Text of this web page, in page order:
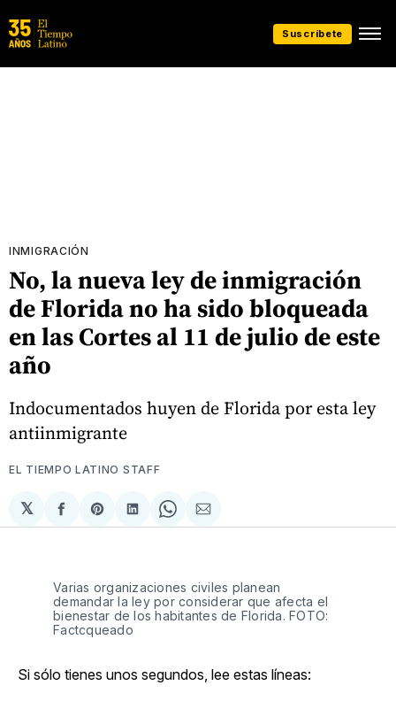
Suscríbete
INMIGRACIÓN
No, la nueva ley de inmigración
de Florida no ha sido bloqueada
en las Cortes al 11 de julio de este
año
Indocumentados huyen de Florida por esta ley
antiinmigrante
EL TIEMPO LATINO STAFF
𝕏
Compartir
en
Share
on
Compartir
en
Share
on
Compartir
via
Varias organizaciones civiles planean
demandar la ley por considerar que afecta el
bienestar de los habitantes de Florida. FOTO:
Factcqueado
Si sólo tienes unos segundos, lee estas líneas: